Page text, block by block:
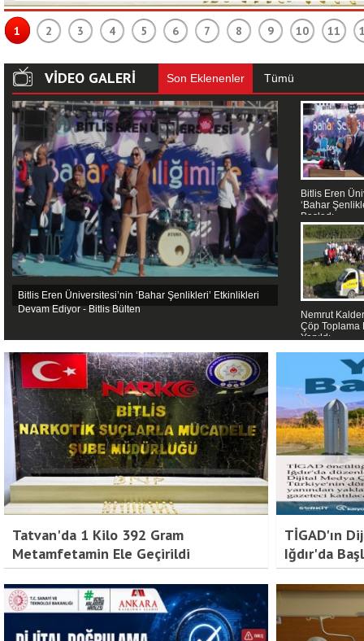
1 2 3 4 5 6 7 8 9 10 11
VİDEO GALERİ Son Eklenenler Tümü
Bitlis Eren Üniversitesi’nin ‘Bahar Şenlikleri’ Etkinlikleri
Devam Ediyor - Bitlis Bülten
Bitlis Eren
‘Bahar
Başladı…
Nemrut
Çöp Toplama
Yapıldı…
Tatvan'da 1 Kilo 392 Gram
Metamfetamin Ele Geçirildi
TİGAD'ın
Iğdır'da
Bitlis Bülten 1. Sayı